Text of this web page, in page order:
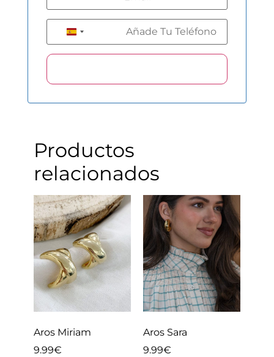
Spain +34
Productos
relacionados
Aros Miriam
9.99€
Aros Sara
9.99€